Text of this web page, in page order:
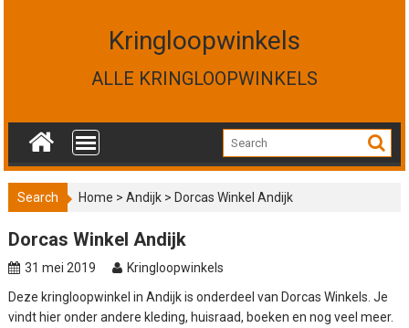
n
Kringloopwinkels
ALLE KRINGLOOPWINKELS
Search Home >Andijk >Dorcas Winkel Andijk
Dorcas Winkel Andijk
31 mei 2019
Kringloopwinkels
Deze kringloopwinkel in Andijk is onderdeel van Dorcas Winkels. Je
vindt hier onder andere kleding, huisraad, boeken en nog veel meer.